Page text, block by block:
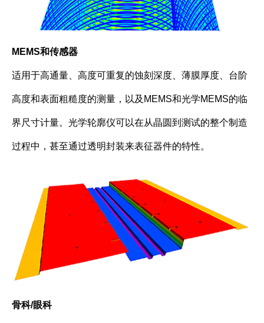
MEMS和传感器
适用于高通量、高度可重复的蚀刻深度、薄膜厚度、台阶
高度和表面粗糙度的测量，以及MEMS和光学MEMS的临
界尺寸计量。光学轮廓仪可以在从晶圆到测试的整个制造
过程中，甚至通过透明封装来表征器件的特性。
骨科/眼科